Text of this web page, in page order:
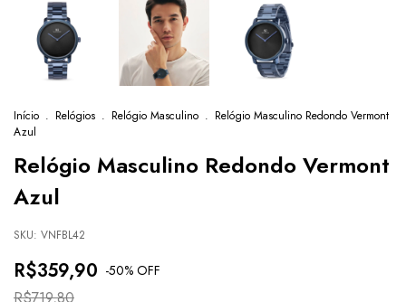
Início . Relógios . Relógio Masculino . Relógio Masculino Redondo Vermont
Azul
Relógio Masculino Redondo Vermont
Azul
SKU: VNFBL42
R$359,90 -50% OFF
R$719,80